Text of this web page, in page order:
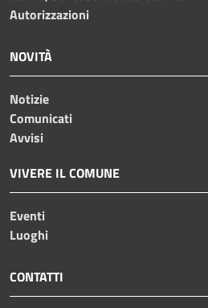
Autorizzazioni
NOVITÀ
Notizie
Comunicati
Avvisi
VIVERE IL COMUNE
Eventi
Luoghi
CONTATTI